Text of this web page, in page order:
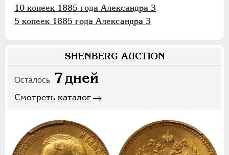
10 копеек 1885 года Александра 3
5 копеек 1885 года Александра 3
SHENBERG AUCTION
Осталось 7дней
Смотреть каталог